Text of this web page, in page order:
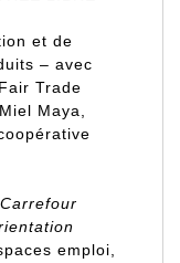
et de
– avec
Trade
Maya,
Carrefour
emploi,